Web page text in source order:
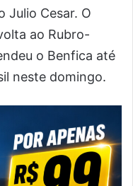
Julio Cesar. O
ao Rubro-
o Benfica até
neste domingo.